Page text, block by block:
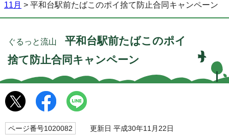
11月 > 平和台駅前たばこのポイ捨て防止合同キャンペーン
ぐるっと流山 平和台駅前たばこのポイ
捨て防止合同キャンペーン
ページ番号1020082 更新日 平成30年11月22日